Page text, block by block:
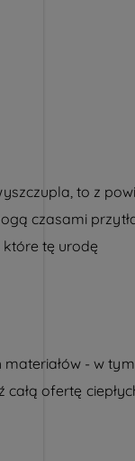
to z
czasami
które tę urodę
- w
całą ofertę